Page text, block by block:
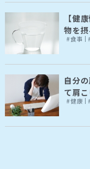
【健
物を摂
#食事
自分
て肩
#健康